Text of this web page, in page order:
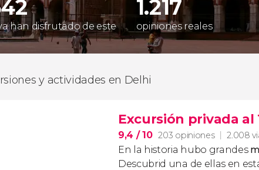
han disfrutado de este
1.217
opiniones reales
y actividades en Delhi
Excursión privada al
9,4 / 10 203 opiniones 2.008
En la historia hubo grandes
Descubrid una de ellas en